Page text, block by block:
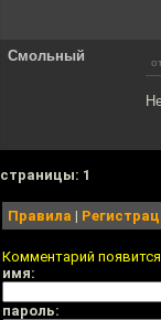
Смольный
cтраницы: 1
Правила |
Комментарий
имя:
пароль: